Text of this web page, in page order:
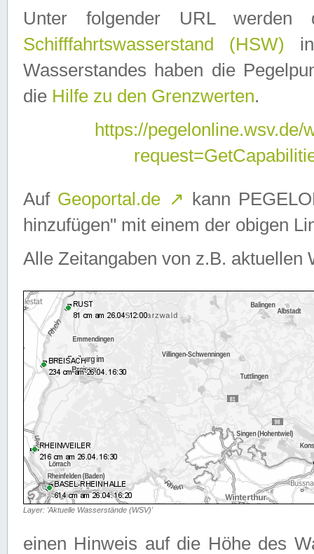
Unter folgender URL
Schifffahrtswasserstand (HSW)
Wasserstandes haben die
die Hilfe zu den Grenzwerten.
https://
Auf Geoportal.de ↗ kann
hinzufügen" mit einem der obigen
Alle Zeitangaben von z.B. aktuellen
Layer: 'Aktuelle Wasserstände (WSV)'
einen Hinweis auf die Höhe des